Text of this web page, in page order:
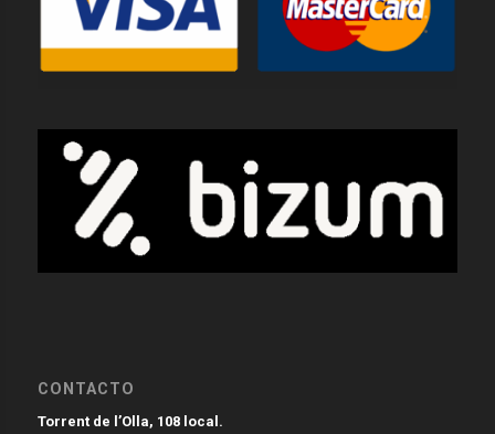
CONTACTO
Torrent de l’Olla, 108 local.